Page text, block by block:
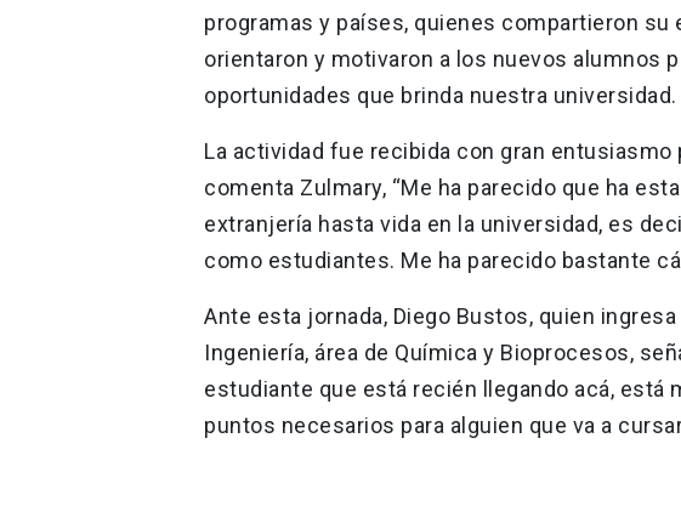
programas y países, quienes compartieron
orientaron y motivaron a los nuevos alumnos
oportunidades que brinda nuestra universidad.
La actividad fue recibida con gran
comenta Zulmary, “Me ha parecido que ha
extranjería hasta vida en la universidad, es
como estudiantes. Me ha parecido bastante
Ante esta jornada, Diego Bustos, quien
Ingeniería, área de Química y Bioprocesos,
estudiante que está recién llegando acá, está
puntos necesarios para alguien que va a